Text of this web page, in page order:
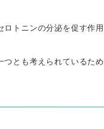
トニンの分泌を促す作用
とも考えられているた